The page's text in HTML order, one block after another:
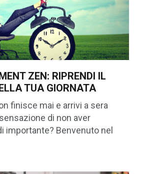
ZEN: RIPRENDI IL
TUA GIORNATA
finisce mai e arrivi a sera
di non aver
importante? Benvenuto nel